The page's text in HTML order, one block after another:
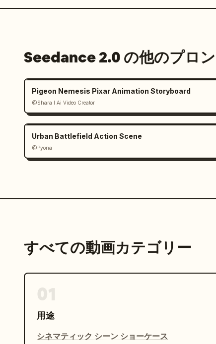
Seedance 2.0 の他のプロ
Pigeon Nemesis Pixar Animation Storyboard
@Shara I Ai Video Creator
Urban Battlefield Action Scene
@Pyona
すべての動画カテゴリー
用途
シネマティック シーン ショーケース